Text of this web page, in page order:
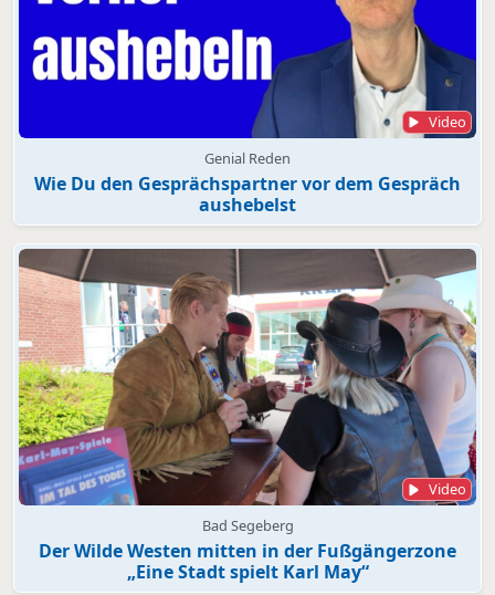
Video
Genial Reden
Wie Du den Gesprächspartner vor dem Gespräch
aushebelst
Video
Bad Segeberg
Der Wilde Westen mitten in der Fußgängerzone
„Eine Stadt spielt Karl May“